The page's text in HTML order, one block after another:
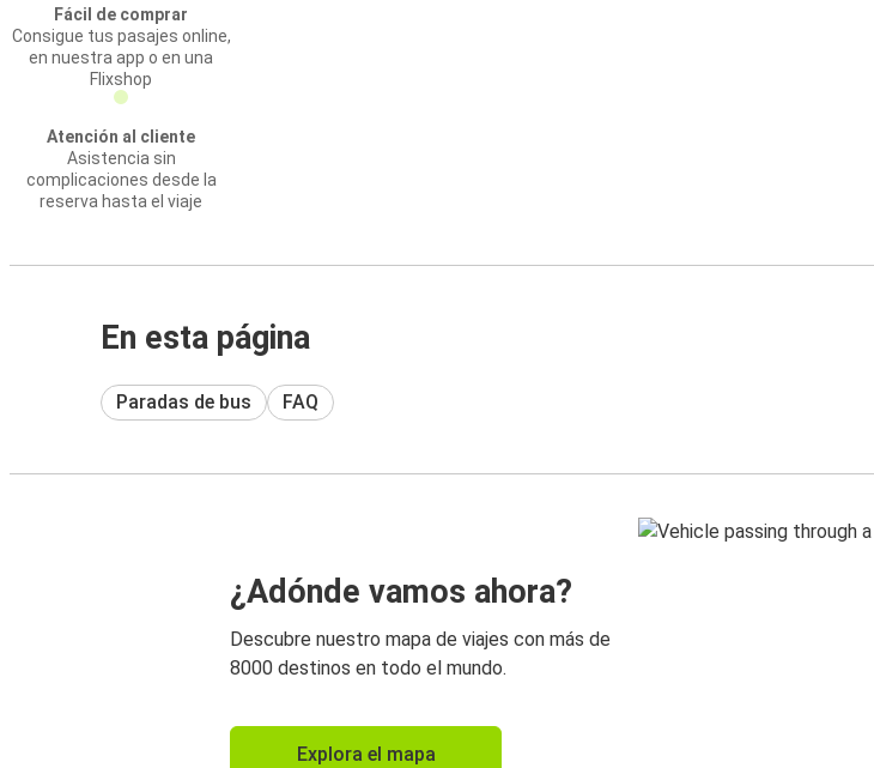
Fácil de comprar
Consigue tus pasajes online,
en nuestra app o en una
Flixshop
Atención al cliente
Asistencia sin
complicaciones desde la
reserva hasta el viaje
En esta página
Paradas de bus FAQ
¿Adónde vamos ahora?
Descubre nuestro mapa de viajes con más de
8000 destinos en todo el mundo.
Explora el mapa